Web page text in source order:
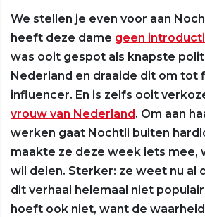
We stellen je even voor aan
heeft deze dame geen
was ooit gespot als knapste
Nederland en draaide dit om tot
influencer. En is zelfs ooit
vrouw van Nederland. Om aan
werken gaat Nochtli buiten
maakte ze deze week iets mee,
wil delen. Sterker: ze weet nu al
dit verhaal helemaal niet
hoeft ook niet, want de